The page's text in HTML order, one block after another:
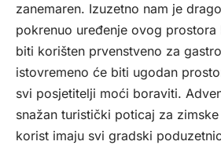
zanemaren. Izuzetno nam je
pokrenuo uređenje ovog
biti korišten prvenstveno za
istovremeno će biti ugodan
svi posjetitelji moći boraviti.
snažan turistički poticaj za
korist imaju svi gradski